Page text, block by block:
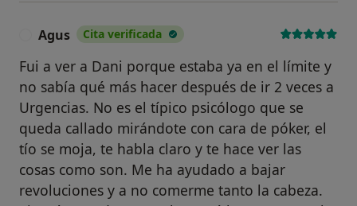
Agus Cita verificada
Fui a ver a Dani porque estaba ya en el límite y
no sabía qué más hacer después de ir 2 veces a
Urgencias. No es el típico psicólogo que se
queda callado mirándote con cara de póker, el
tío se moja, te habla claro y te hace ver las
cosas como son. Me ha ayudado a bajar
revoluciones y a no comerme tanto la cabeza.